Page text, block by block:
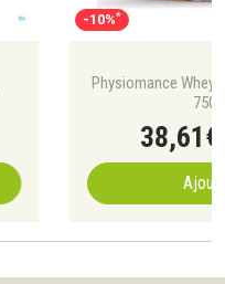
-10%*
Physiomance Whey
750g
38,61€